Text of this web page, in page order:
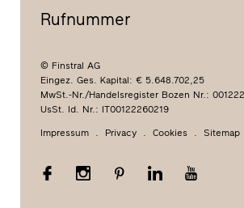
Rufnummer
© Finstral AG
Eingez. Ges. Kapital: € 5.648.702,25
MwSt.-Nr./Handelsregister Bozen Nr.:
UsSt. Id. Nr.: IT00122260219
Impressum Privacy Cookies Sitemap